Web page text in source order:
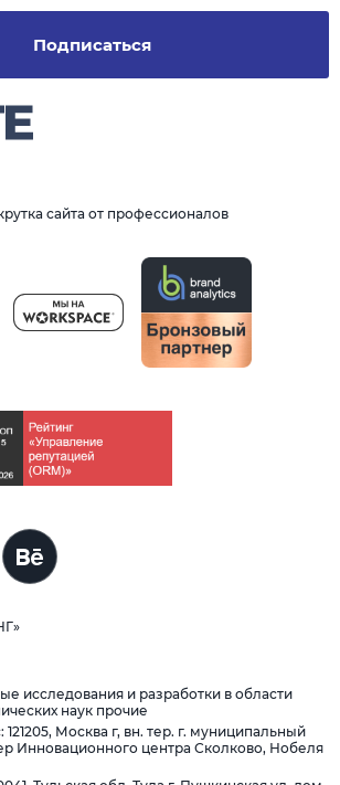
сайта от профессионалов
Подписаться
исследования и разработки в области
наук прочие
Москва г, вн. тер. г. муниципальный
Инновационного центра Сколково, Нобеля